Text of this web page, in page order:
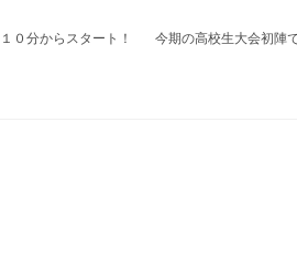
１０分からスタート！ 今期の高校生大会初